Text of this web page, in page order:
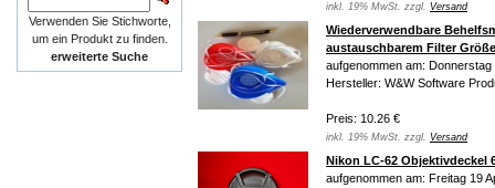
inkl. 19% MwSt. zzgl. Versand
Wiederverwendbare
austauschbarem Filter
aufgenommen am: Donnerstag
Hersteller: W&W Software
Preis: 10.26 €
inkl. 19% MwSt. zzgl. Versand
Nikon LC-62 Objektivdeckel
aufgenommen am: Freitag 19
Verwenden Sie Stichworte,
um ein Produkt zu finden.
erweiterte Suche